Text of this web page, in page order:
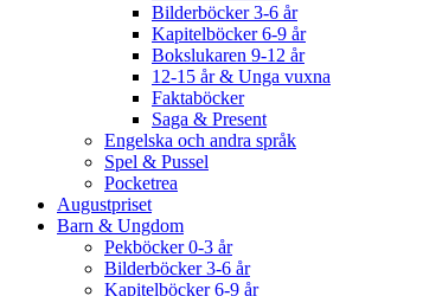
Bilderböcker 3-6 år
Kapitelböcker 6-9 år
Bokslukaren 9-12 år
12-15 år & Unga vuxna
Faktaböcker
Saga & Present
Engelska och andra språk
Spel & Pussel
Pocketrea
Augustpriset
Barn & Ungdom
Pekböcker 0-3 år
Bilderböcker 3-6 år
Kapitelböcker 6-9 år